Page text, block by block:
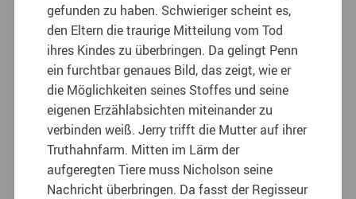
gefunden zu haben. Schwieriger scheint es,
den Eltern die traurige Mitteilung vom Tod
ihres Kindes zu überbringen. Da gelingt Penn
ein furchtbar genaues Bild, das zeigt, wie er
die Möglichkeiten seines Stoffes und seine
eigenen Erzählabsichten miteinander zu
verbinden weiß. Jerry trifft die Mutter auf ihrer
Truthahnfarm. Mitten im Lärm der
aufgeregten Tiere muss Nicholson seine
Nachricht überbringen. Da fasst der Regisseur